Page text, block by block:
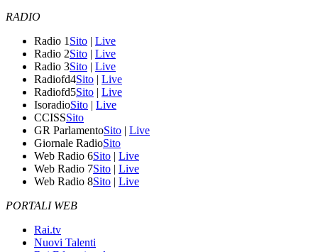
RADIO
Radio 1 Sito | Live
Radio 2Sito | Live
Radio 3Sito | Live
Radiofd4Sito | Live
Radiofd5Sito | Live
IsoradioSito | Live
CCISSSito
GR ParlamentoSito | Live
Giornale RadioSito
Web Radio 6Sito | Live
Web Radio 7Sito | Live
Web Radio 8Sito | Live
PORTALI WEB
Rai.tv
Nuovi Talenti